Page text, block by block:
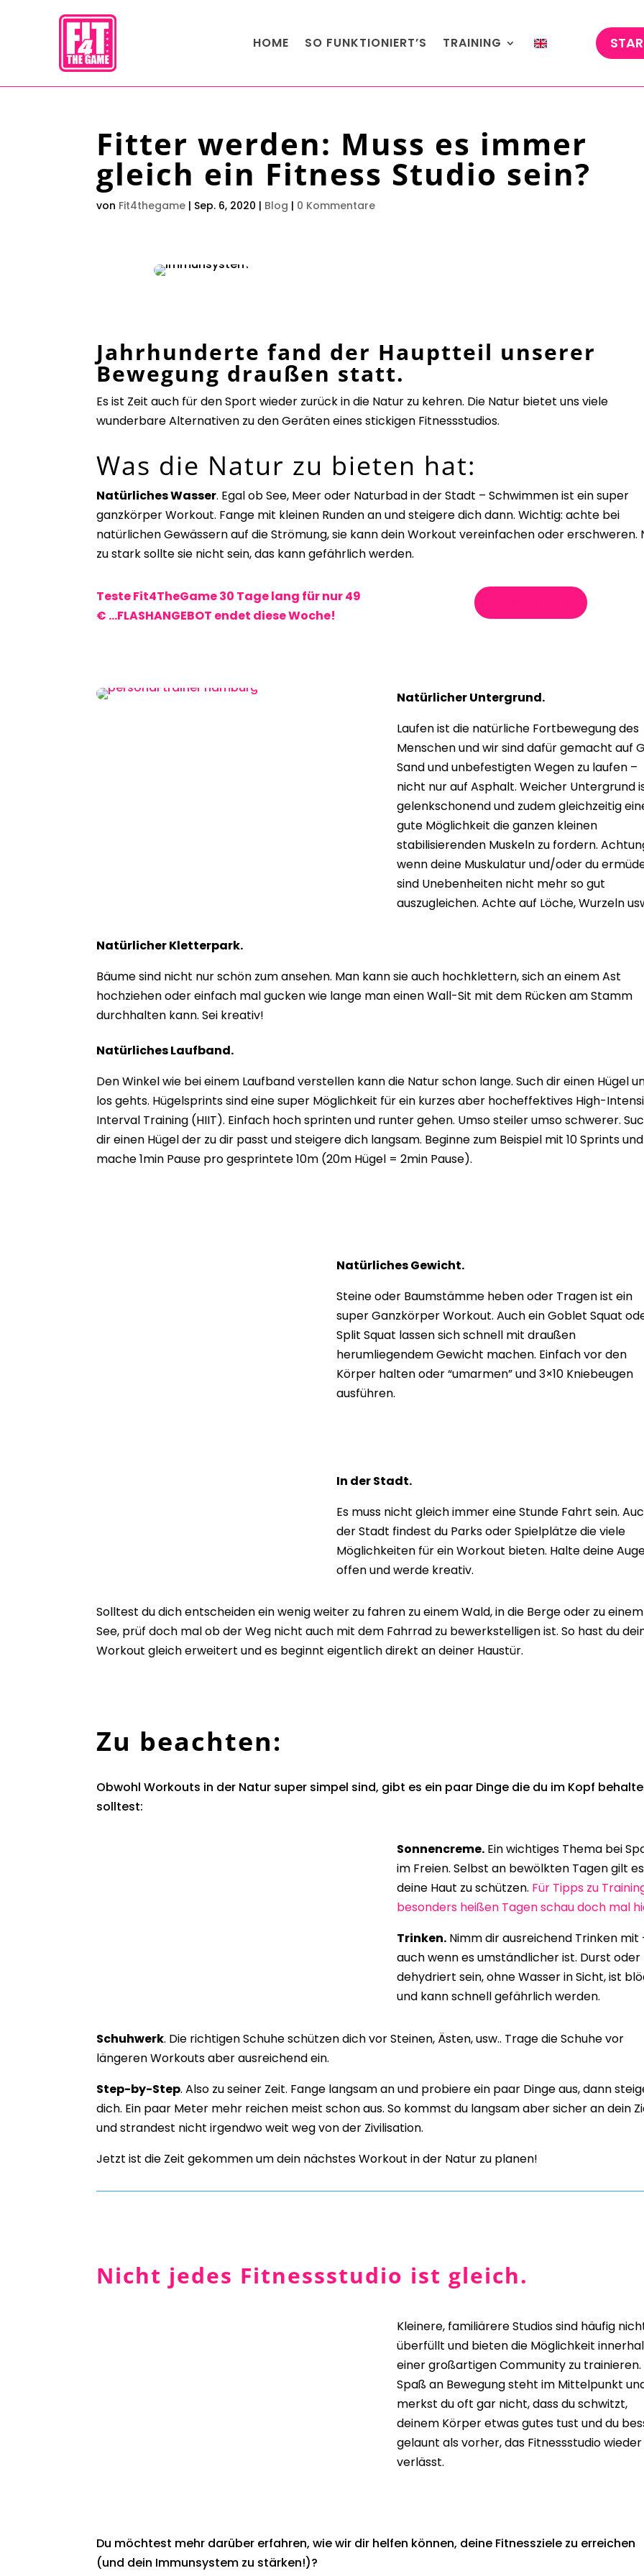
HOME SO FUNKTIONIERT’S TRAINING
Fitter werden: Muss es immer
gleich ein Fitness Studio sein?
von Fit4thegame | Sep. 6, 2020 | Blog | 0 Kommentare
Jahrhunderte fand der Hauptteil unserer
Bewegung draußen statt.
Es ist Zeit auch für den Sport wieder zurück in die Natur zu kehren. Die Natur bietet uns viele
wunderbare Alternativen zu den Geräten eines stickigen Fitnessstudios.
Was die Natur zu bieten hat:
Natürliches Wasser. Egal ob See, Meer oder Naturbad in der Stadt – Schwimmen ist ein super
ganzkörper Workout. Fange mit kleinen Runden an und steigere dich dann. Wichtig: achte bei
natürlichen Gewässern auf die Strömung, sie kann dein Workout vereinfachen oder erschweren.
zu stark sollte sie nicht sein, das kann gefährlich werden.
Teste Fit4TheGame 30 Tage lang für nur 49
€ …FLASHANGEBOT endet diese Woche!
Natürlicher Untergrund.
Laufen ist die natürliche Fortbewegung des
Menschen und wir sind dafür gemacht auf
Sand und unbefestigten Wegen zu laufen –
nicht nur auf Asphalt. Weicher Untergrund
gelenkschonend und zudem gleichzeitig
gute Möglichkeit die ganzen kleinen
stabilisierenden Muskeln zu fordern.
wenn deine Muskulatur und/oder du
sind Unebenheiten nicht mehr so gut
auszugleichen. Achte auf Löche, Wurzeln
Natürlicher Kletterpark.
Bäume sind nicht nur schön zum ansehen. Man kann sie auch hochklettern, sich an einem Ast
hochziehen oder einfach mal gucken wie lange man einen Wall-Sit mit dem Rücken am Stamm
durchhalten kann. Sei kreativ!
Natürliches Laufband.
Den Winkel wie bei einem Laufband verstellen kann die Natur schon lange. Such dir einen Hügel
los gehts. Hügelsprints sind eine super Möglichkeit für ein kurzes aber hocheffektives High-
Interval Training (HIIT). Einfach hoch sprinten und runter gehen. Umso steiler umso schwerer.
dir einen Hügel der zu dir passt und steigere dich langsam. Beginne zum Beispiel mit 10 Sprints und
mache 1min Pause pro gesprintete 10m (20m Hügel = 2min Pause).
Natürliches Gewicht.
Steine oder Baumstämme heben oder Tragen ist ein
super Ganzkörper Workout. Auch ein Goblet Squat
Split Squat lassen sich schnell mit draußen
herumliegendem Gewicht machen. Einfach vor den
Körper halten oder “umarmen” und 3×10 Kniebeugen
ausführen.
In der Stadt.
Es muss nicht gleich immer eine Stunde Fahrt sein.
der Stadt findest du Parks oder Spielplätze die viele
Möglichkeiten für ein Workout bieten. Halte deine
offen und werde kreativ.
Solltest du dich entscheiden ein wenig weiter zu fahren zu einem Wald, in die Berge oder zu einem
See, prüf doch mal ob der Weg nicht auch mit dem Fahrrad zu bewerkstelligen ist. So hast du
Workout gleich erweitert und es beginnt eigentlich direkt an deiner Haustür.
Zu beachten:
Obwohl Workouts in der Natur super simpel sind, gibt es ein paar Dinge die du im Kopf
solltest:
Sonnencreme.Ein wichtiges Thema bei
im Freien. Selbst an bewölkten Tagen gilt es
deine Haut zu schützen. Für Tipps zu
besonders heißen Tagen schau doch mal
Trinken.Nimm dir ausreichend Trinken mit
auch wenn es umständlicher ist. Durst oder
dehydriert sein, ohne Wasser in Sicht, ist
und kann schnell gefährlich werden.
Schuhwerk. Die richtigen Schuhe schützen dich vor Steinen, Ästen, usw.. Trage die Schuhe vor
längeren Workouts aber ausreichend ein.
Step-by-Step. Also zu seiner Zeit. Fange langsam an und probiere ein paar Dinge aus, dann
dich. Ein paar Meter mehr reichen meist schon aus. So kommst du langsam aber sicher an dein
und strandest nicht irgendwo weit weg von der Zivilisation.
Jetzt ist die Zeit gekommen um dein nächstes Workout in der Natur zu planen!
Nicht jedes Fitnessstudio ist gleich.
Kleinere, familiärere Studios sind häufig
überfüllt und bieten die Möglichkeit
einer großartigen Community zu trainieren.
Spaß an Bewegung steht im Mittelpunkt
merkst du oft gar nicht, dass du schwitzt,
deinem Körper etwas gutes tust und du
gelaunt als vorher, das Fitnessstudio wieder
verlässt.
Du möchtest mehr darüber erfahren, wie wir dir helfen können, deine Fitnessziele zu erreichen
(und dein Immunsystem zu stärken!)?